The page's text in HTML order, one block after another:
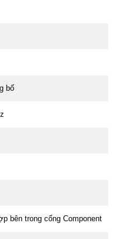
bố
bên trong cổng Component